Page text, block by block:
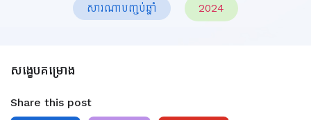
សារណាបញ្ចប់ឆ្នាំ 2024
សង្ខេបគម្រោង
Share this post